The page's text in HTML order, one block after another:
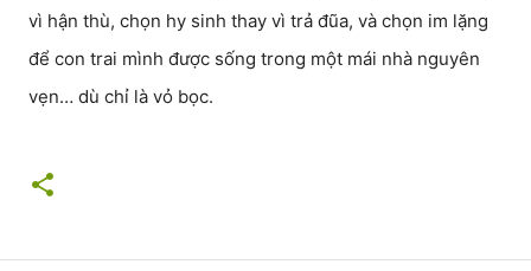
vì hận thù, chọn hy sinh thay vì trả đũa, và chọn im lặng
để con trai mình được sống trong một mái nhà nguyên
vẹn… dù chỉ là vỏ bọc.